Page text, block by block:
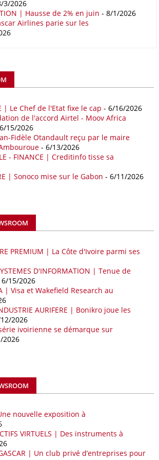
de l’Afrique avec la Chine s’est creusé de 48,27
premiers mois de 2026 comparativement à la
pour s’établir à 36,8 milliards de dollars, en
de dollars. Durant la même période, les
en provenance du continent ont atteint 45,02
2025.
accélérer leurs projets gaziers communs, afin
les approvisionnements énergétiques en
contexte marqué par des tensions
et des perturbations sur le marché
à Rome le jeudi 7 mai, la Première ministre
dans le secteur énergétique. Cette
que Rome cherche à réduire son exposition
BP
son retour en Algérie où un permis de
dans le bassin oriental lui a été attribué
pour la valorisation des ressources en
L’information rendue publique mercredi 15
dans le cadre de sa politique de relance
concerné se situe dans une zone de
explorée malgré son potentiel. BP pourra y
opérations de prospection sur le terrain portant
CITIBANK
arranger la mobilisation des financements
du chemin de fer à écartement standard
la capitale Kampala à la frontière avec le
de 2,7 milliards d'euros (3,19 milliards
secrétaire permanent au ministère ougandais des
3/2026
| Hausse de 2% en juin - 8/1/2026
Airlines parie sur les
| Le Chef de l'Etat fixe le cap - 6/16/2026
de l'accord Airtel - Moov Africa
15/2026
Fidèle Otandault reçu par le maire
- 6/13/2026
- FINANCE | Creditinfo tisse sa
| Sonoco mise sur le Gabon - 6/11/2026
PREMIUM | La Côte d'Ivoire parmi ses
D'INFORMATION | Tenue de
6/15/2026
| Visa et Wakefield Research au
AURIFERE | Bonikro joue les
2026
ivoirienne se démarque sur
2026
nouvelle exposition à
VIRTUELS | Des instruments à
| Un club privé d’entreprises pour